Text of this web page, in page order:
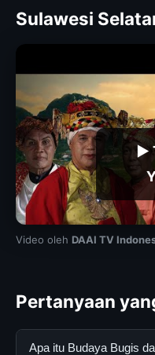
Sulawesi
▶
Video oleh DAAI TV
Pertanyaan
Apa itu Budaya Bugis